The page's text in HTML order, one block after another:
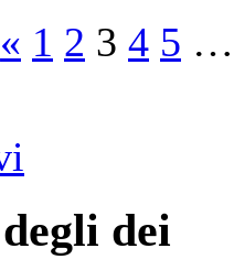
« 1 2 3 4 5 …
dei